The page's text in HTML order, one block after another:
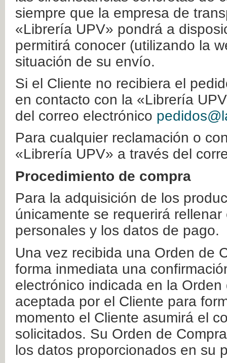
siempre que la empresa de
«Librería UPV» pondrá a
permitirá conocer (utilizando la
situación de su envío.
Si el Cliente no recibiera el
en contacto con la «Librería
del correo electrónico
Para cualquier reclamación o
«Librería UPV» a través del
Procedimiento de compra
Para la adquisición de los
únicamente se requerirá
personales y los datos de pago.
Una vez recibida una Orden de
forma inmediata una
electrónico indicada en la
aceptada por el Cliente para
momento el Cliente asumirá el
solicitados. Su Orden de
los datos proporcionados en su